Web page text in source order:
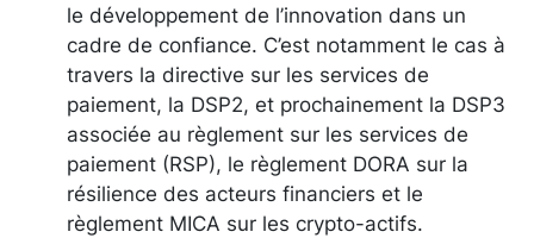
le développement de l’innovation dans un
cadre de confiance. C’est notamment le cas à
travers la directive sur les services de
paiement, la DSP2, et prochainement la DSP3
associée au règlement sur les services de
paiement (RSP), le règlement DORA sur la
résilience des acteurs financiers et le
règlement MICA sur les crypto-actifs.